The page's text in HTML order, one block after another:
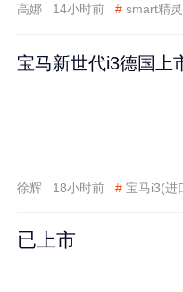
高娜 14小时前 # smart精
宝马新世代i3德国上
徐辉 18小时前 # 宝马i3(进
已上市